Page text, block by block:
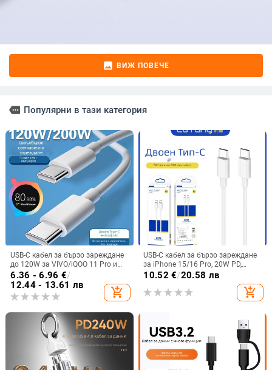
image ВИЖ ПОВЕЧЕ
more Популярни в тази категория
USB-C кабел за бързо зареждане
до 120W за VIVO/iQOO 11 Pro и
11s, дължина 1–2 м, бял
6.36 - 6.96 €/
12.44 - 13.61 лв
add_shopping_cart
USB-C кабел за бързо зареждане
за iPhone 15/16 Pro, 20W PD,
дължина 0,5–1 м, TPE
10.52 €/20.58 лв
add_shopping_cart